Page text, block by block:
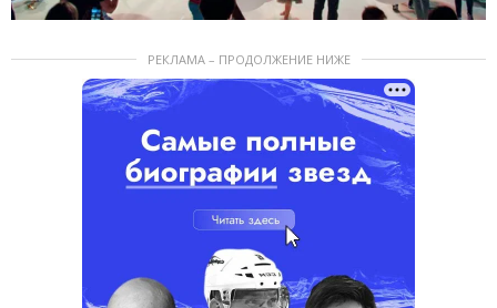
РЕКЛАМА – ПРОДОЛЖЕНИЕ НИЖЕ